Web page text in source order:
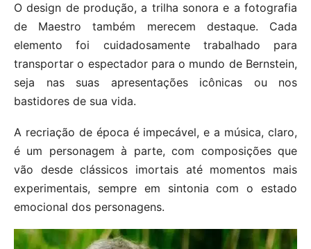
O design de produção, a trilha sonora e a fotografia
de Maestro também merecem destaque. Cada
elemento foi cuidadosamente trabalhado para
transportar o espectador para o mundo de Bernstein,
seja nas suas apresentações icônicas ou nos
bastidores de sua vida.
A recriação de época é impecável, e a música, claro,
é um personagem à parte, com composições que
vão desde clássicos imortais até momentos mais
experimentais, sempre em sintonia com o estado
emocional dos personagens.